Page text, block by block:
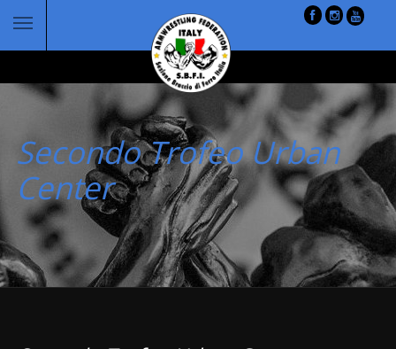
Secondo Trofeo Urban
Center